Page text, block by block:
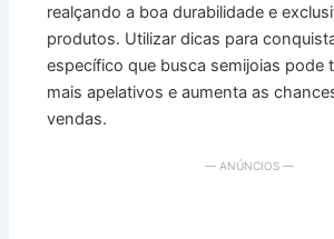
realçando a boa durabilidade e
produtos. Utilizar dicas para
específico que busca semijoias pode
mais apelativos e aumenta as
vendas.
— ANÚNCIOS —